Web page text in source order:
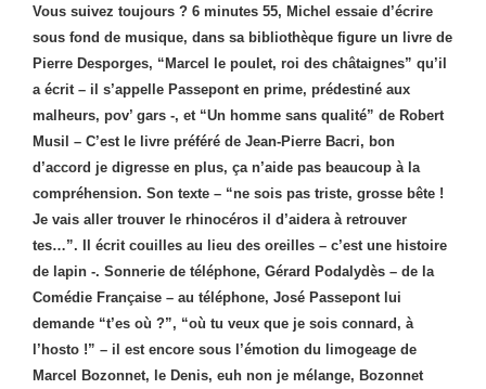
Vous suivez toujours ? 6 minutes 55, Michel essaie d’écrire
sous fond de musique, dans sa bibliothèque figure un livre de
Pierre Desporges, “Marcel le poulet, roi des châtaignes” qu’il
a écrit – il s’appelle Passepont en prime, prédestiné aux
malheurs, pov’ gars -, et “Un homme sans qualité” de Robert
Musil – C’est le livre préféré de Jean-Pierre Bacri, bon
d’accord je digresse en plus, ça n’aide pas beaucoup à la
compréhension. Son texte – “ne sois pas triste, grosse bête !
Je vais aller trouver le rhinocéros il d’aidera à retrouver
tes…”. Il écrit couilles au lieu des oreilles – c’est une histoire
de lapin -. Sonnerie de téléphone, Gérard Podalydès – de la
Comédie Française – au téléphone, José Passepont lui
demande “t’es où ?”, “où tu veux que je sois connard, à
l’hosto !” – il est encore sous l’émotion du limogeage de
Marcel Bozonnet, le Denis, euh non je mélange, Bozonnet